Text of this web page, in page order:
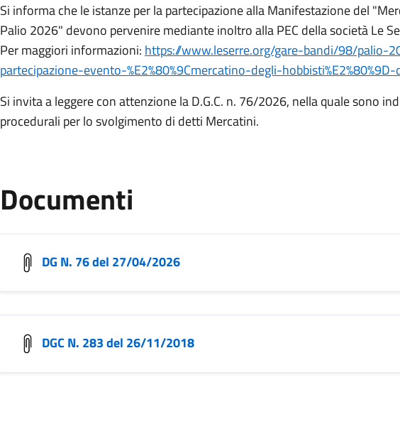
Si informa che le istanze per la partecipazione alla Manifestazione del
Palio 2026" devono pervenire mediante inoltro alla PEC della società Le
Per maggiori informazioni: https://www.leserre.org/gare-bandi/98/palio-
partecipazione-evento-%E2%80%9Cmercatino-degli-
Si invita a leggere con attenzione la D.G.C. n. 76/2026, nella quale sono
procedurali per lo svolgimento di detti Mercatini.
Documenti
DG N. 76 del 27/04/2026
DGC N. 283 del 26/11/2018